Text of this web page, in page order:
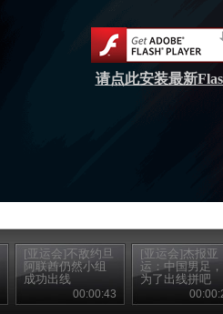
请点此安装最新
[亚运会]不敌约旦
阿联酋仍然小组
成功出线
00:00:43
[亚运会]杰报亚
运：中国男足，
为了出线拼吧